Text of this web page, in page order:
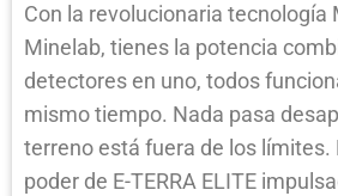
Con la revolucionaria tecnología
Minelab, tienes la potencia
detectores en uno, todos
mismo tiempo. Nada pasa
terreno está fuera de los límites.
poder de E-TERRA ELITE